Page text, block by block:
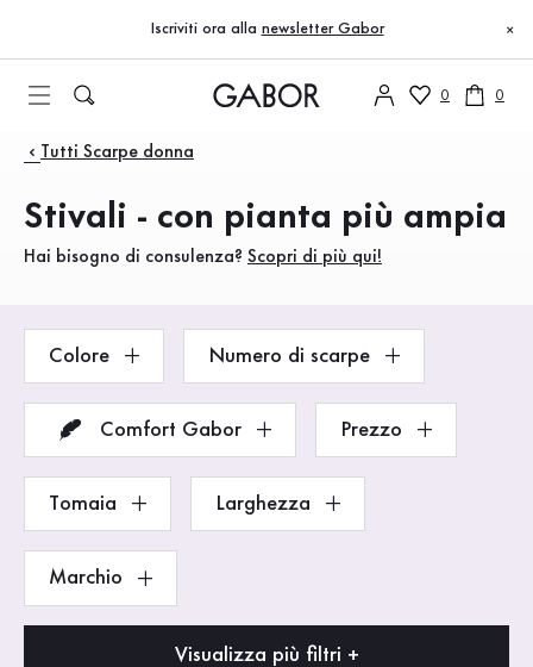
Vai al contenuto principale
Vai alla navigazione principale
Iscriviti ora alla newsletter Gabor ×
0 0
Prodotti
Tutti Scarpe donna
Stivali - con pianta più ampia
Hai bisogno di consulenza? Scopri di più qui!
Colore Numero di scarpe
Comfort Gabor Prezzo
Tomaia Larghezza
Marchio
Visualizza più filtri +